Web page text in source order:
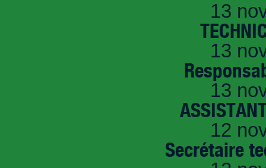
13
13
13
12
Secrétaire